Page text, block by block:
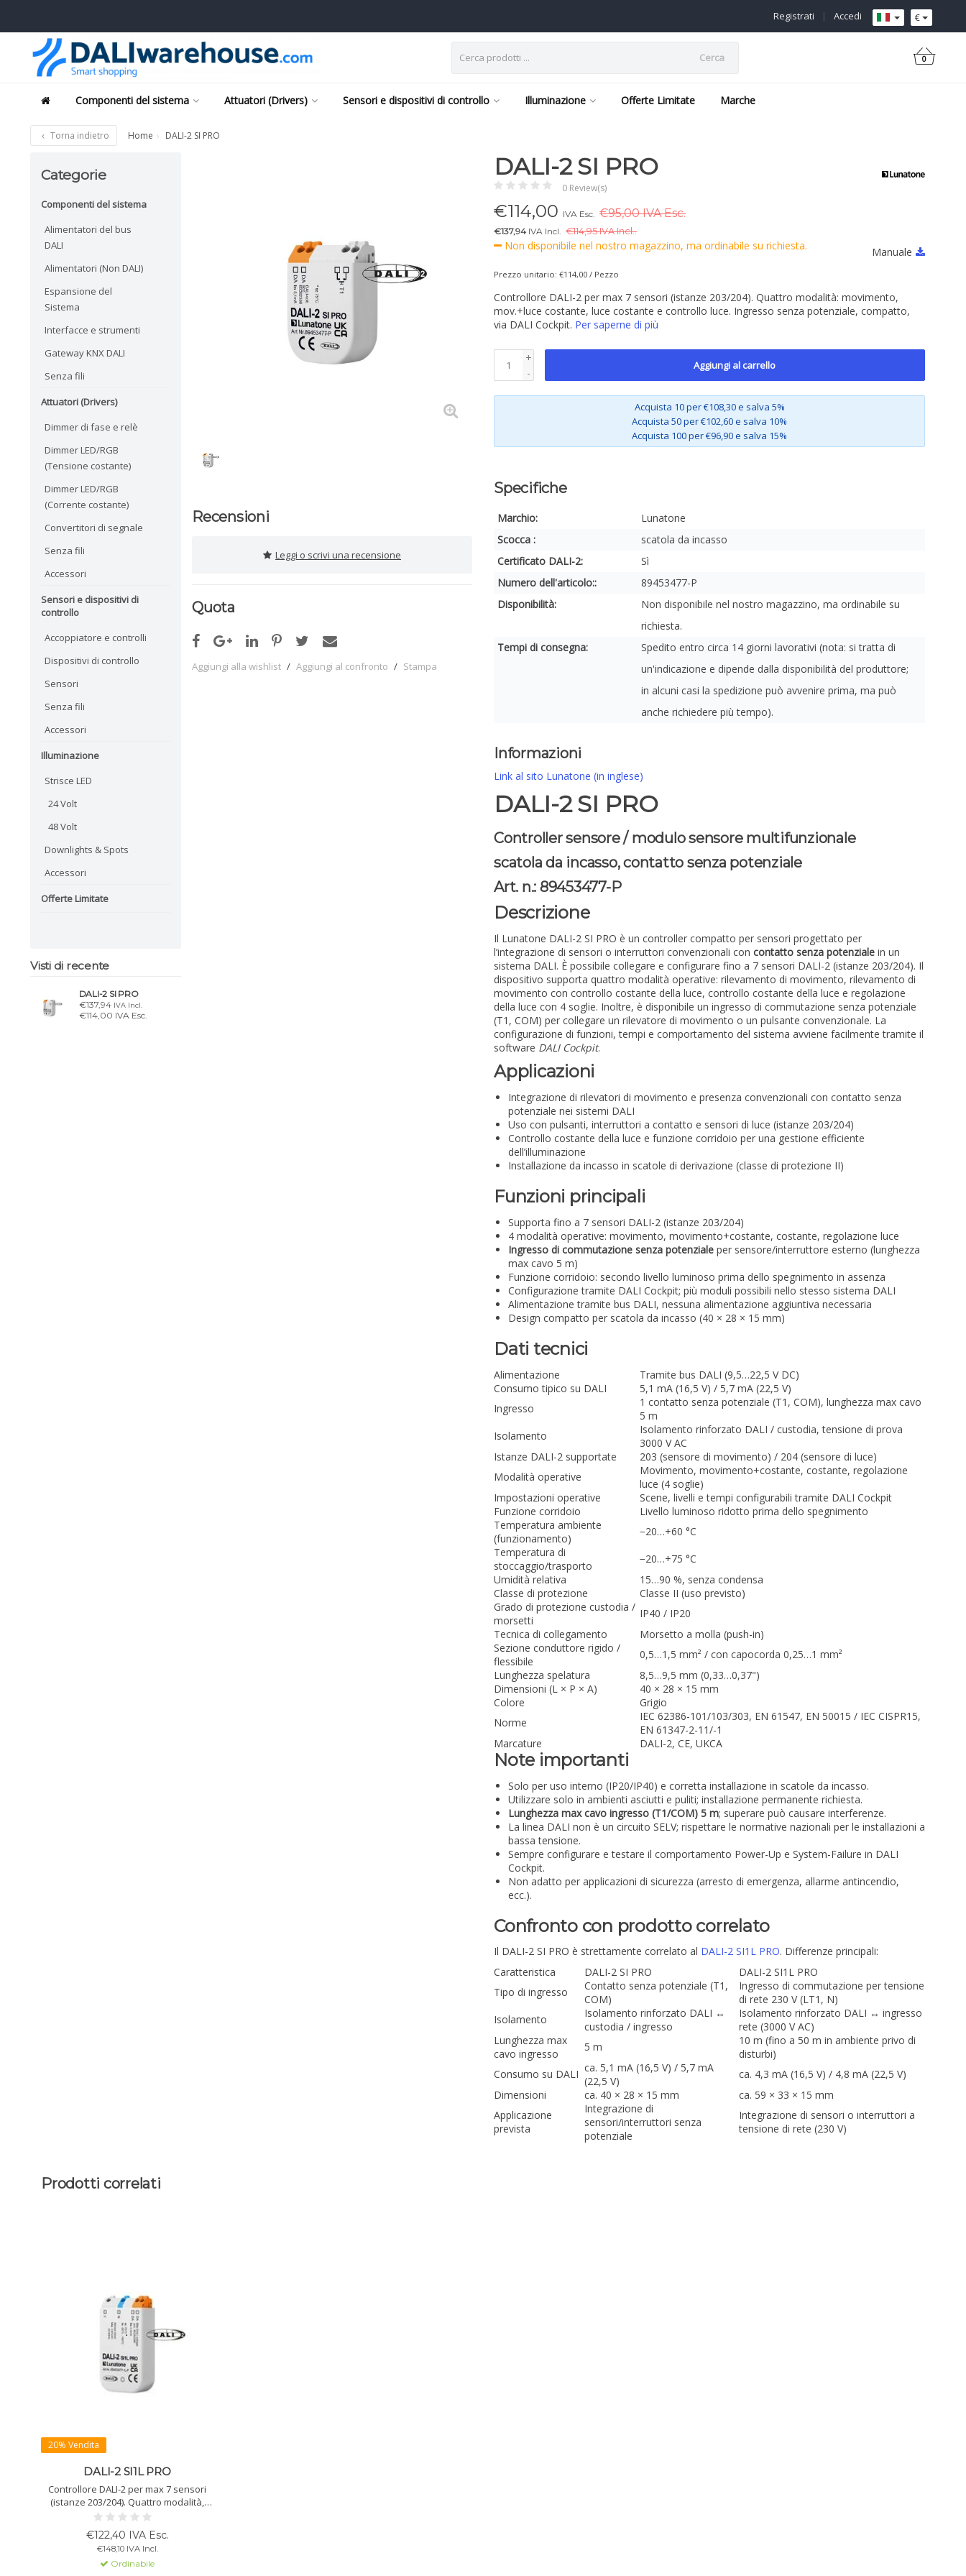
€
Accedi
|
Registrati
Cerca 0
Componenti del sistema Attuatori (Drivers) Sensori e dispositivi di controllo Illuminazione Offerte Limitate Marche
Torna indietro Home DALI-2 SI PRO
Categorie
Componenti del sistema
Alimentatori del bus
DALI
Alimentatori (Non DALI)
Espansione del
Sistema
Interfacce e strumenti
Gateway KNX DALI
Senza fili
Attuatori (Drivers)
Dimmer di fase e relè
Dimmer LED/RGB
(Tensione costante)
Dimmer LED/RGB
(Corrente costante)
Convertitori di segnale
Senza fili
Accessori
Sensori e dispositivi di
controllo
Accoppiatore e controlli
Dispositivi di controllo
Sensori
Senza fili
Accessori
Illuminazione
Strisce LED
24 Volt
48 Volt
Downlights & Spots
Accessori
Offerte Limitate
Visti di recente
DALI-2 SI PRO
€137,94 IVA Incl.
€114,00 IVA Esc.
Recensioni
Leggi o scrivi una recensione
Quota
Aggiungi alla wishlist / Aggiungi al confronto / Stampa
DALI-2 SI PRO
0 Review(s)
€114,00 IVA Esc. €95,00 IVA Esc.
€137,94 IVA Incl. €114,95 IVA Incl..
Non disponibile nel nostro magazzino, ma ordinabile su richiesta. Manuale
Prezzo unitario: €114,00 / Pezzo
Controllore DALI-2 per max 7 sensori (istanze 203/204). Quattro modalità: movimento,
mov.+luce costante, luce costante e controllo luce. Ingresso senza potenziale, compatto,
via DALI Cockpit. Per saperne di più
+
-
Aggiungi al carrello
Acquista 10 per €108,30 e salva 5%
Acquista 50 per €102,60 e salva 10%
Acquista 100 per €96,90 e salva 15%
Specifiche
Marchio:
Lunatone
Scocca :
scatola da incasso
Certificato DALI-2:
Sì
Numero dell'articolo::
89453477-P
Disponibilità:
Non disponibile nel nostro magazzino, ma ordinabile su
richiesta.
Tempi di consegna:
Spedito entro circa 14 giorni lavorativi (nota: si tratta di
un'indicazione e dipende dalla disponibilità del produttore;
in alcuni casi la spedizione può avvenire prima, ma può
anche richiedere più tempo).
Informazioni
Link al sito Lunatone (in inglese)
DALI-2 SI PRO
Controller sensore / modulo sensore multifunzionale
scatola da incasso, contatto senza potenziale
Art. n.: 89453477-P
Descrizione
Il Lunatone DALI-2 SI PRO è un controller compatto per sensori progettato per
l’integrazione di sensori o interruttori convenzionali con contatto senza potenziale in un
sistema DALI. È possibile collegare e configurare fino a 7 sensori DALI-2 (istanze 203/204). Il
dispositivo supporta quattro modalità operative: rilevamento di movimento, rilevamento di
movimento con controllo costante della luce, controllo costante della luce e regolazione
della luce con 4 soglie. Inoltre, è disponibile un ingresso di commutazione senza potenziale
(T1, COM) per collegare un rilevatore di movimento o un pulsante convenzionale. La
configurazione di funzioni, tempi e comportamento del sistema avviene facilmente tramite il
software DALI Cockpit.
Applicazioni
Integrazione di rilevatori di movimento e presenza convenzionali con contatto senza
potenziale nei sistemi DALI
Uso con pulsanti, interruttori a contatto e sensori di luce (istanze 203/204)
Controllo costante della luce e funzione corridoio per una gestione efficiente
dell’illuminazione
Installazione da incasso in scatole di derivazione (classe di protezione II)
Funzioni principali
Supporta fino a 7 sensori DALI-2 (istanze 203/204)
4 modalità operative: movimento, movimento+costante, costante, regolazione luce
Ingresso di commutazione senza potenziale per sensore/interruttore esterno (lunghezza
max cavo 5 m)
Funzione corridoio: secondo livello luminoso prima dello spegnimento in assenza
Configurazione tramite DALI Cockpit; più moduli possibili nello stesso sistema DALI
Alimentazione tramite bus DALI, nessuna alimentazione aggiuntiva necessaria
Design compatto per scatola da incasso (40 × 28 × 15 mm)
Dati tecnici
Alimentazione
Tramite bus DALI (9,5…22,5 V DC)
Consumo tipico su DALI
5,1 mA (16,5 V) / 5,7 mA (22,5 V)
Ingresso
1 contatto senza potenziale (T1, COM), lunghezza max cavo
5 m
Isolamento
Isolamento rinforzato DALI / custodia, tensione di prova
3000 V AC
Istanze DALI-2 supportate
203 (sensore di movimento) / 204 (sensore di luce)
Modalità operative
Movimento, movimento+costante, costante, regolazione
luce (4 soglie)
Impostazioni operative
Scene, livelli e tempi configurabili tramite DALI Cockpit
Funzione corridoio
Livello luminoso ridotto prima dello spegnimento
Temperatura ambiente
(funzionamento)
−20…+60 °C
Temperatura di
stoccaggio/trasporto
−20…+75 °C
Umidità relativa
15…90 %, senza condensa
Classe di protezione
Classe II (uso previsto)
Grado di protezione custodia /
morsetti
IP40 / IP20
Tecnica di collegamento
Morsetto a molla (push-in)
Sezione conduttore rigido /
flessibile
0,5…1,5 mm² / con capocorda 0,25…1 mm²
Lunghezza spelatura
8,5…9,5 mm (0,33…0,37")
Dimensioni (L × P × A)
40 × 28 × 15 mm
Colore
Grigio
Norme
IEC 62386-101/103/303, EN 61547, EN 50015 / IEC CISPR15,
EN 61347-2-11/-1
Marcature
DALI-2, CE, UKCA
Note importanti
Solo per uso interno (IP20/IP40) e corretta installazione in scatole da incasso.
Utilizzare solo in ambienti asciutti e puliti; installazione permanente richiesta.
Lunghezza max cavo ingresso (T1/COM) 5 m; superare può causare interferenze.
La linea DALI non è un circuito SELV; rispettare le normative nazionali per le installazioni a
bassa tensione.
Sempre configurare e testare il comportamento Power-Up e System-Failure in DALI
Cockpit.
Non adatto per applicazioni di sicurezza (arresto di emergenza, allarme antincendio,
ecc.).
Confronto con prodotto correlato
Il DALI-2 SI PRO è strettamente correlato al DALI-2 SI1L PRO. Differenze principali:
Caratteristica
DALI-2 SI PRO
DALI-2 SI1L PRO
Tipo di ingresso
Contatto senza potenziale (T1,
COM)
Ingresso di commutazione per tensione
di rete 230 V (LT1, N)
Isolamento
Isolamento rinforzato DALI ↔
custodia / ingresso
Isolamento rinforzato DALI ↔ ingresso
rete (3000 V AC)
Lunghezza max
cavo ingresso
5 m
10 m (fino a 50 m in ambiente privo di
disturbi)
Consumo su DALI ca. 5,1 mA (16,5 V) / 5,7 mA
(22,5 V)
ca. 4,3 mA (16,5 V) / 4,8 mA (22,5 V)
Dimensioni
ca. 40 × 28 × 15 mm
ca. 59 × 33 × 15 mm
Applicazione
prevista
Integrazione di
sensori/interruttori senza
potenziale
Integrazione di sensori o interruttori a
tensione di rete (230 V)
Prodotti correlati
20% Vendita
DALI-2 SI1L PRO
Controllore DALI-2 per max 7 sensori
(istanze 203/204). Quattro modalità,
ingresso per sensori o interruttori a
rete (230 V), funzione corridoio,
configurabile via DALI Cockpit.
€122,40 IVA Esc.
€148,10 IVA Incl.
Ordinabile